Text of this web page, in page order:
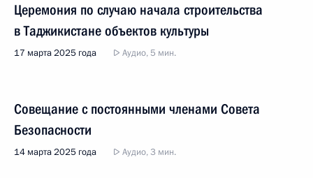
Церемония по случаю начала строительства
в Таджикистане объектов культуры
17 марта 2025 года Аудио, 5 мин.
Совещание с постоянными членами Совета
Безопасности
14 марта 2025 года Аудио, 3 мин.